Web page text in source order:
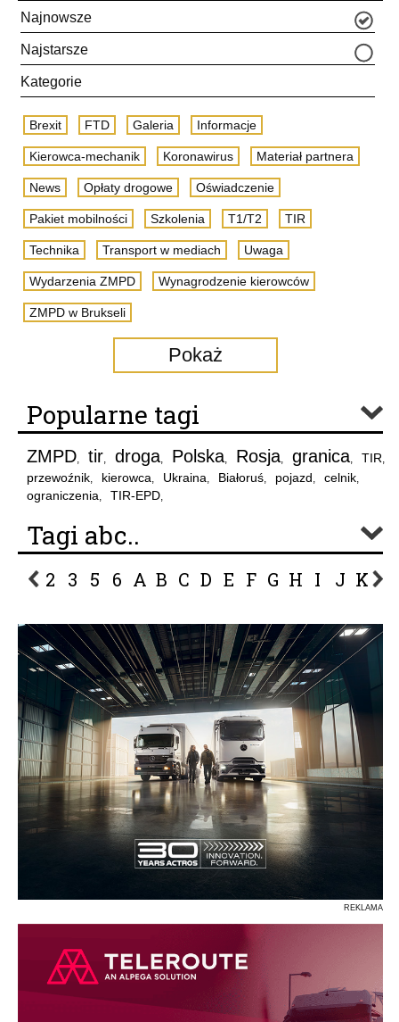
Najnowsze
Najstarsze
Kategorie
Brexit FTD Galeria Informacje
Kierowca-mechanik Koronawirus Materiał partnera
News Opłaty drogowe Oświadczenie
Pakiet mobilności Szkolenia T1/T2 TIR
Technika Transport w mediach Uwaga
Wydarzenia ZMPD Wynagrodzenie kierowców
ZMPD w Brukseli
Pokaż
Popularne tagi
ZMPD, tir, droga, Polska, Rosja, granica, TIR,
przewoźnik, kierowca, Ukraina, Białoruś, pojazd, celnik,
ograniczenia, TIR-EPD,
Tagi abc..
2 3 5 6 A B C D E F G H I J K L
REKLAMA